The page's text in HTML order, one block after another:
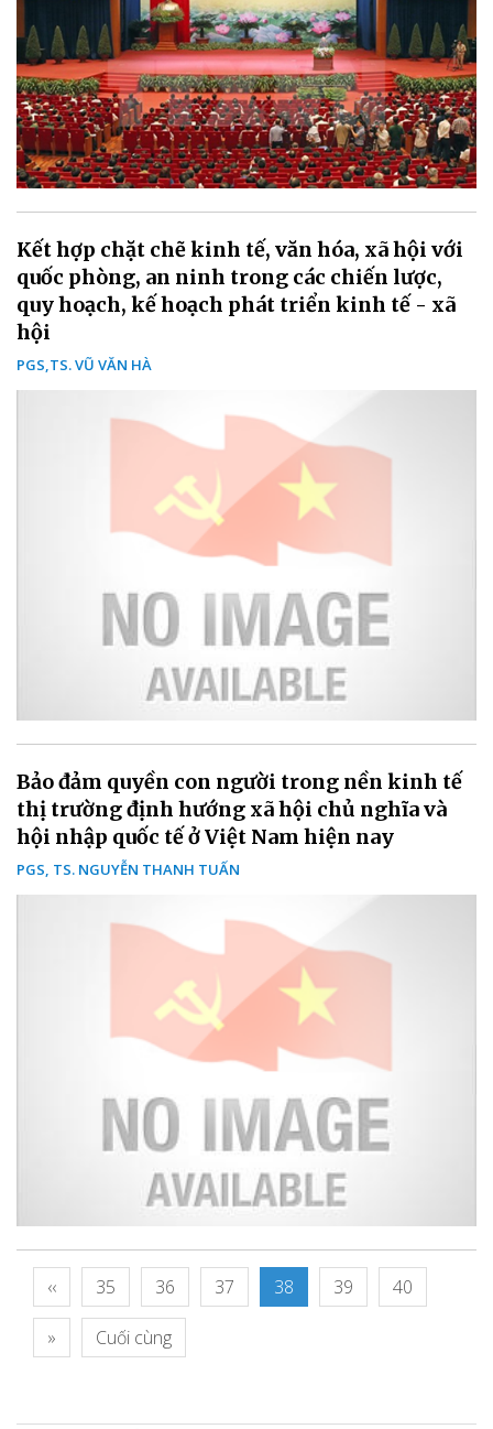
Kết hợp chặt chẽ kinh tế, văn hóa, xã hội với
quốc phòng, an ninh trong các chiến lược,
quy hoạch, kế hoạch phát triển kinh tế - xã
hội
PGS,TS. VŨ VĂN HÀ
Bảo đảm quyền con người trong nền kinh tế
thị trường định hướng xã hội chủ nghĩa và
hội nhập quốc tế ở Việt Nam hiện nay
PGS, TS. NGUYỄN THANH TUẤN
‹‹ 35 36 37 38 39 40
» Cuối cùng